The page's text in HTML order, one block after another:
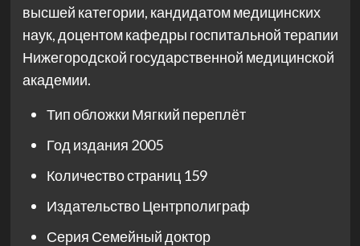
высшей категории, кандидатом медицинских
наук, доцентом кафедры госпитальной терапии
Нижегородской государственной медицинской
академии.
Тип обложки Мягкий переплёт
Год издания 2005
Количество страниц 159
ИздательствоЦентрполиграф
Серия Семейный доктор